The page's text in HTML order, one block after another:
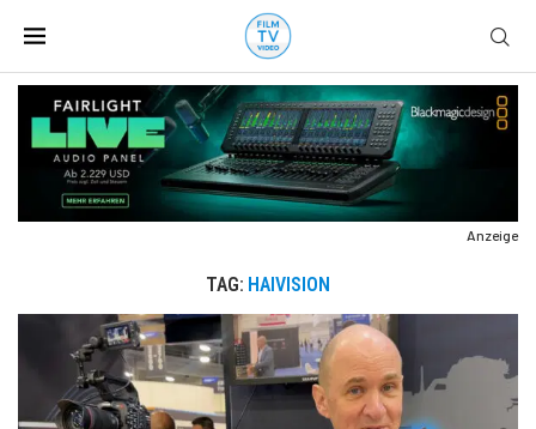
Anzeige
TAG: HAIVISION